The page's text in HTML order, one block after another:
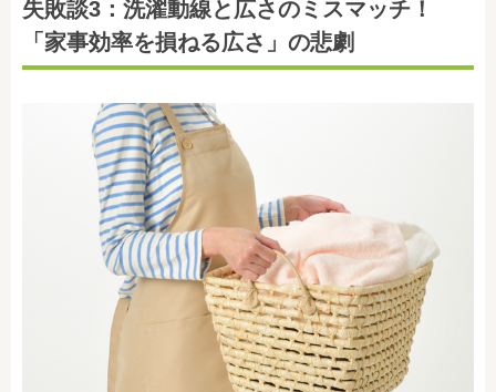
失敗談3：洗濯動線と広さのミスマッチ！
「家事効率を損ねる広さ」の悲劇